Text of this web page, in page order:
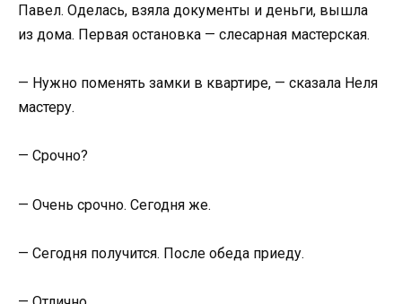
Павел. Оделась, взяла документы и деньги, вышла
из дома. Первая остановка — слесарная мастерская.
— Нужно поменять замки в квартире, — сказала Неля
мастеру.
— Срочно?
— Очень срочно. Сегодня же.
— Сегодня получится. После обеда приеду.